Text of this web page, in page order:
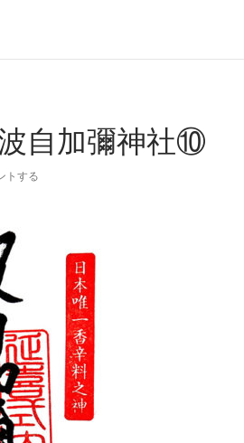
自加彌神社⑩
トする